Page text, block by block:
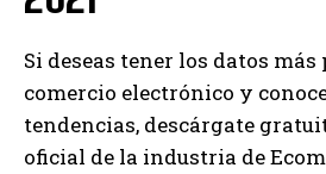
Si deseas tener los datos más
comercio electrónico y
tendencias, descárgate
oficial de la industria de